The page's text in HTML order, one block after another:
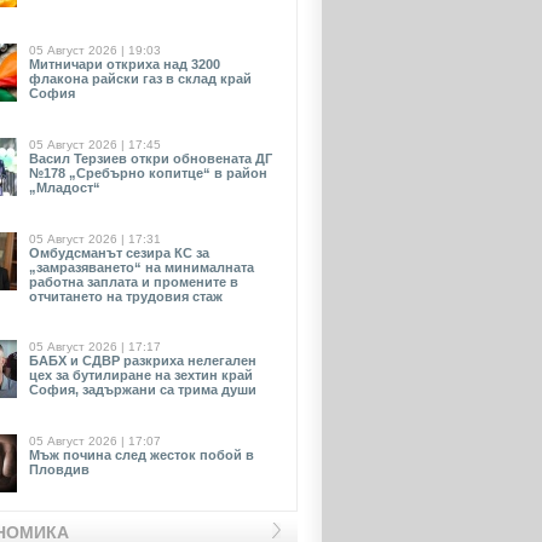
05 Август 2026 | 19:03
Митничари откриха над 3200
флакона райски газ в склад край
София
05 Август 2026 | 17:45
Васил Терзиев откри обновената ДГ
№178 „Сребърно копитце“ в район
„Младост“
05 Август 2026 | 17:31
Омбудсманът сезира КС за
„замразяването“ на минималната
работна заплата и промените в
отчитането на трудовия стаж
05 Август 2026 | 17:17
БАБХ и СДВР разкриха нелегален
цех за бутилиране на зехтин край
София, задържани са трима души
05 Август 2026 | 17:07
Мъж почина след жесток побой в
Пловдив